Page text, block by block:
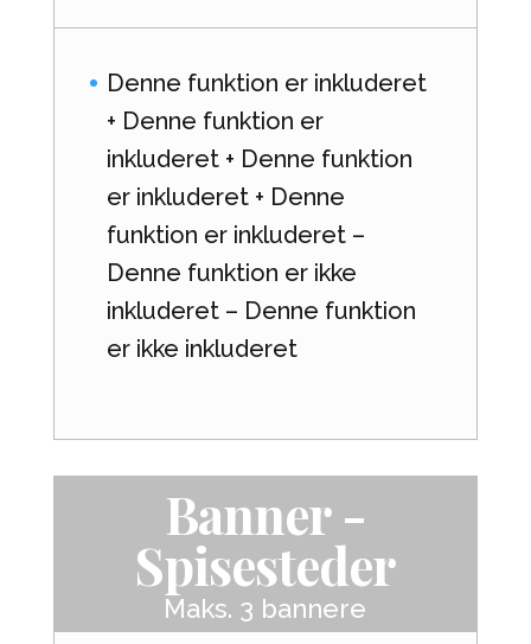
Denne funktion er inkluderet
+ Denne funktion er
inkluderet + Denne funktion
er inkluderet + Denne
funktion er inkluderet –
Denne funktion er ikke
inkluderet – Denne funktion
er ikke inkluderet
Banner -
Spisesteder
Maks. 3 bannere